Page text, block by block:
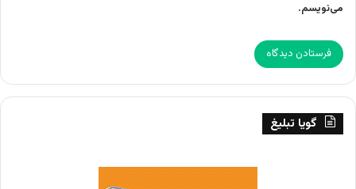
می‌نویسم.
گویا تبلیغ